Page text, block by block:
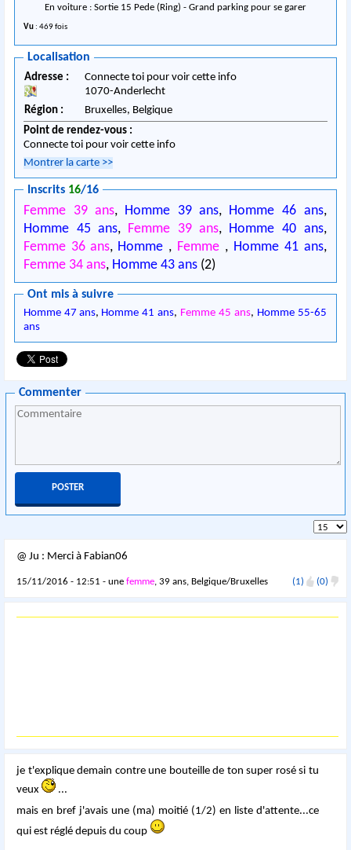
En voiture : Sortie 15 Pede (Ring) - Grand parking pour se garer
Vu : 469 fois
Localisation
Adresse :
Connecte toi pour voir cette info
1070-Anderlecht
Région :
Bruxelles, Belgique
Point de rendez-vous :
Connecte toi pour voir cette info
Montrer la carte >>
Inscrits 16/16
Femme 39 ans, Homme 39 ans, Homme 46 ans,
Homme 45 ans, Femme 39 ans, Homme 40 ans,
Femme 36 ans, Homme , Femme , Homme 41 ans,
Femme 34 ans, Homme 43 ans (2)
Ont mis à suivre
Homme 47 ans, Homme 41 ans, Femme 45 ans, Homme 55-65
ans
Commenter
@ Ju : Merci à Fabian06
15/11/2016 - 12:51 - unefemme, 39 ans, Belgique/Bruxelles (1) (0)
je t'explique demain contre une bouteille de ton super rosé si tu
veux
...
mais en bref j'avais une (ma) moitié (1/2) en liste d'attente...ce
qui est réglé depuis du coup